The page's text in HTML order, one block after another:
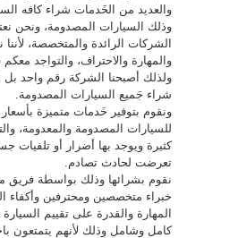
والعديد من الخَدمات شراء كافه
وذلك السيارات المصدومة، ونحن
الشركات الرائدة والمتخصصة، لأننا
والمهارة والاحتراف، والتواجد
ولذلك أصبحنا الشركة رقم واحد
شراء جَميع السيارات المصدومة.
ونقوم بتوفير خَدمات متميزة بأسعار
للسيارات المصدومة والمعدومة،
كثيرة ويوجد بها أضرار أو تلفيات
تعرضت لحادث تصادم.
نقوم بشرائها وذلك بواسطة فريق
خبراء متخصصين ومحترفين وأكفاء
المهارة والقدرة على تقييم
كامل وشامل وذلك لأنهم يتمتعون